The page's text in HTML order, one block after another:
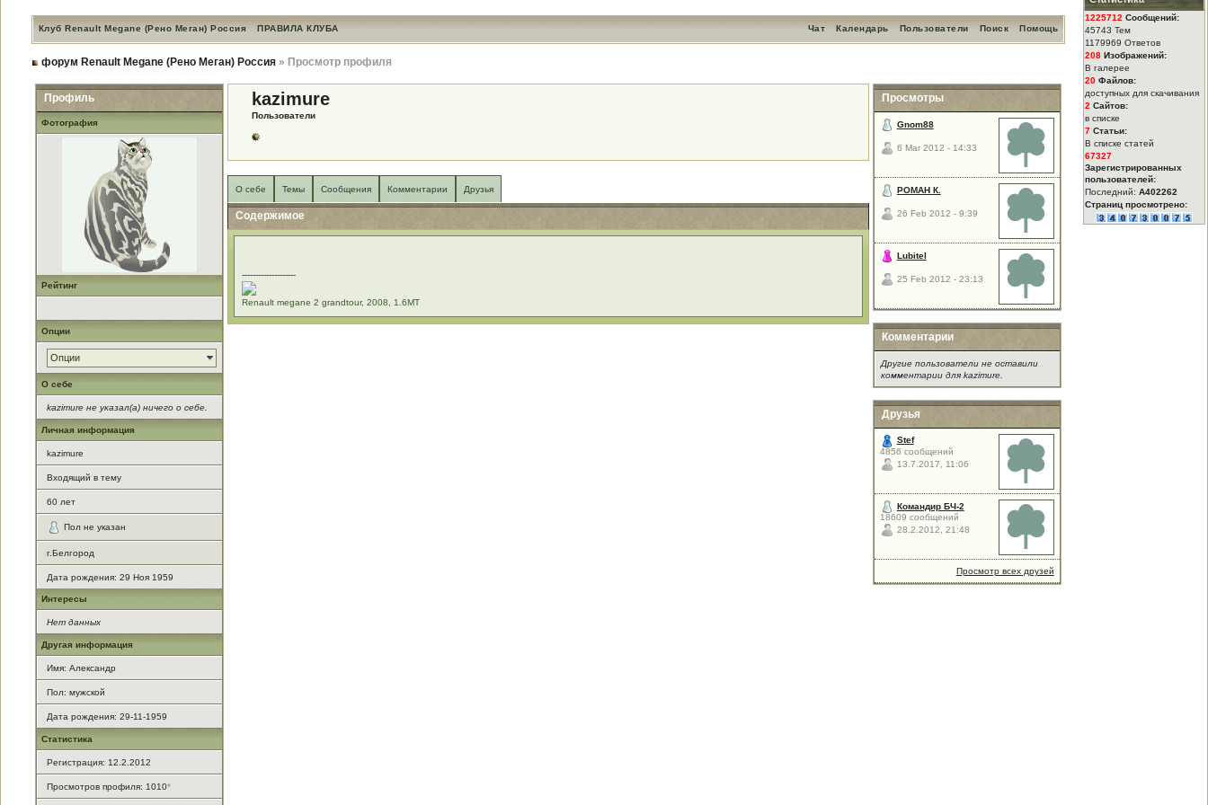
Клуб Renault Megane (Рено Меган) Россия ПРАВИЛА КЛУБА Помощь
Поиск
Пользователи
Календарь
Чат
форум Renault Megane (Рено Меган) Россия» Просмотр профиля
Профиль
Фотография
Рейтинг
Опции
Опции
О себе
kazimure не указал(а) ничего о себе.
Личная информация
kazimure
Входящий в тему
60 лет
Пол не указан
г.Белгород
Дата рождения: 29 Ноя 1959
Интересы
Нет данных
Другая информация
Имя: Александр
Пол: мужской
Дата рождения: 29-11-1959
Статистика
Регистрация: 12.2.2012
Просмотров профиля: 1010*
kazimure
Пользователи
О себе Темы Сообщения Комментарии Друзья
Содержимое
--------------------
Renault megane 2 grandtour, 2008, 1.6MT
Просмотры
Gnom88
6 Mar 2012 - 14:33
РОМАН К.
26 Feb 2012 - 9:39
Lubitel
25 Feb 2012 - 23:13
Комментарии
Другие пользователи не оставили
комментарии для kazimure.
Друзья
Stef
4856 сообщений
13.7.2017, 11:06
Командир БЧ-2
18609 сообщений
28.2.2012, 21:48
Просмотр всех друзей
1225712 Сообщений:
45743 Тем
1179969 Ответов
208 Изображений:
В галерее
20 Файлов:
доступных для скачивания
2 Сайтов:
в списке
7 Статьи:
В списке статей
67327
Зарегистрированных
пользователей:
Последний: A402262
Страниц просмотрено: